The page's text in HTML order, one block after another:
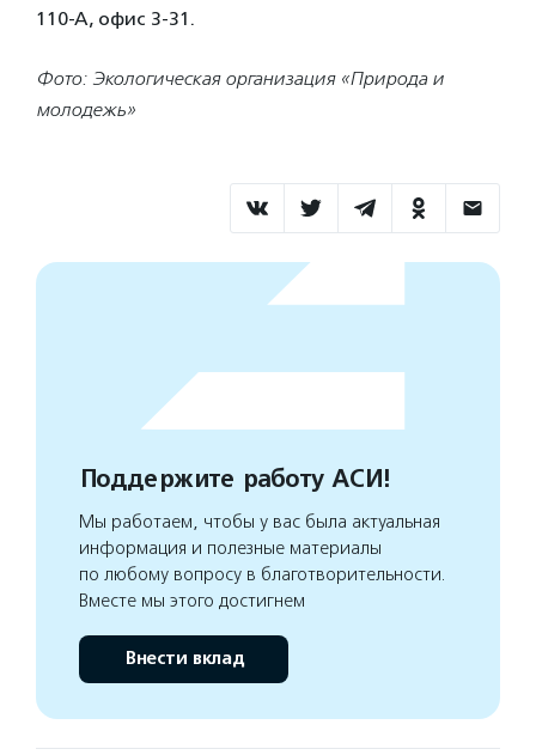
110-А, офис 3-31.
Фото: Экологическая организация «Природа и
молодежь»
Поддержите работу АСИ!
Мы работаем, чтобы у вас была актуальная
информация и полезные материалы
по любому вопросу в благотворительности.
Вместе мы этого достигнем
Внести вклад